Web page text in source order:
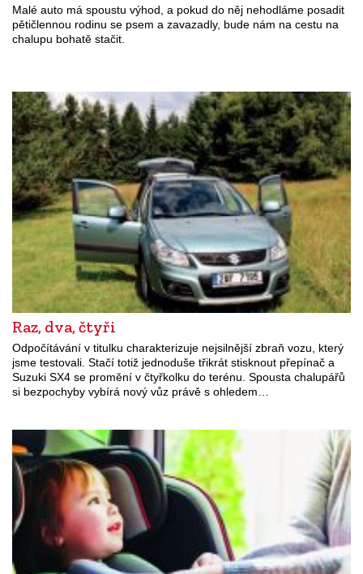
Malé auto má spoustu výhod, a pokud do něj nehodláme posadit
pětičlennou rodinu se psem a zavazadly, bude nám na cestu na
chalupu bohatě stačit.
Raz, dva, čtyři
Odpočítávání v titulku charakterizuje nejsilnější zbraň vozu, který
jsme testovali. Stačí totiž jednoduše třikrát stisknout přepínač a
Suzuki SX4 se promění v čtyřkolku do terénu. Spousta chalupářů
si bezpochyby vybírá nový vůz právě s ohledem…